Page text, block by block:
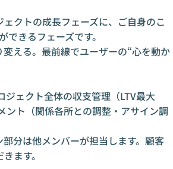
クトの成長フェーズに、ご自身のこ
きるフェーズです。
える。最前線でユーザーの“心を動か
ジェクト全体の収支管理（LTV最大
ント（関係各所との調整・アサイン調
分は他メンバーが担当します。顧客
ます。